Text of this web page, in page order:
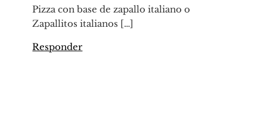
Pizza con base de zapallo italiano o
Zapallitos italianos […]
Responder